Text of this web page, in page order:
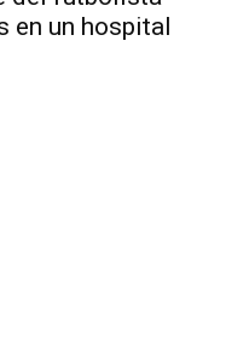
en un hospital